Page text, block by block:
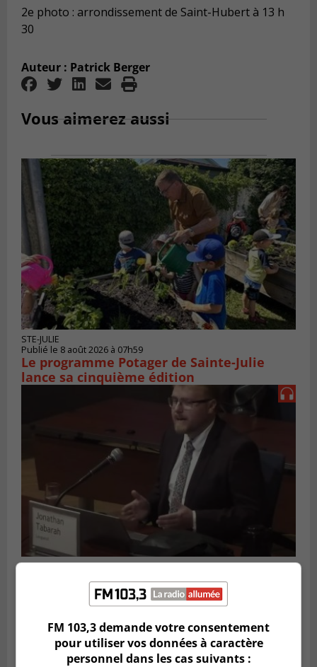
2e photo : arrondissement de Saint-Hubert à 13 h
30
Auteur : Patrick Berger
Vous aimerez aussi
STE-JULIE
Publié le 8 août 2026 à 07h59
Le programme Potager de Sainte-Julie
lance sa cinquième édition
LONGUEUIL
Les résidents de Longueuil souhaitent la
transparence dans l’affaire Tabarah
FM 103,3 demande votre consentement
pour utiliser vos données à caractère
personnel dans les cas suivants :